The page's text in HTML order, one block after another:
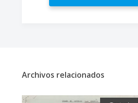
Archivos relacionados